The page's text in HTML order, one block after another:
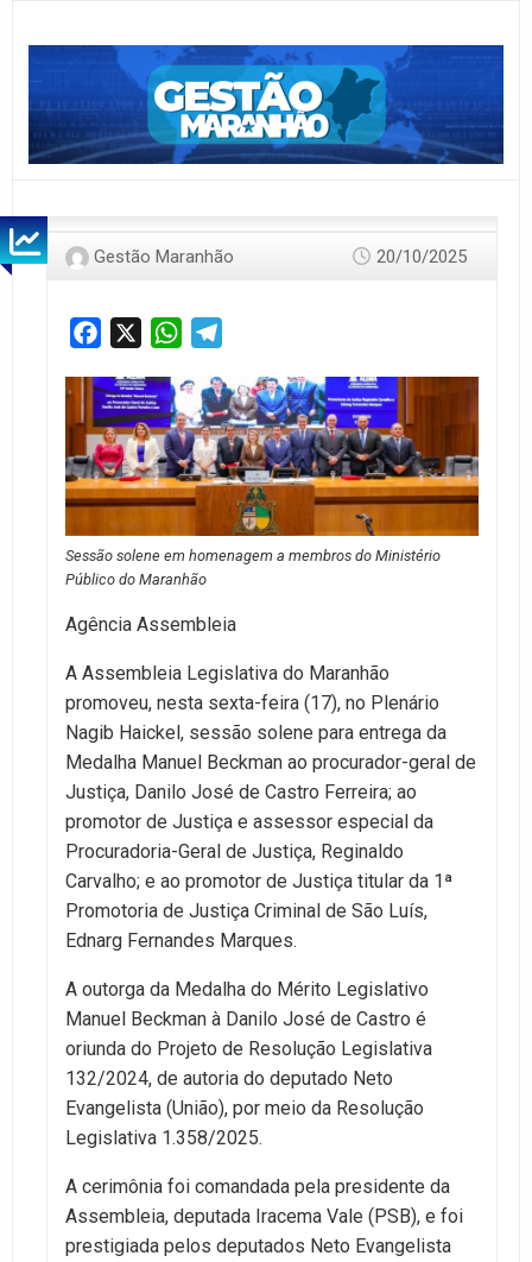
Gestão Maranhão 20/10/2025
Facebook WhatsApp
Sessão solene em homenagem a membros do Ministério
Público do Maranhão
Agência Assembleia
A Assembleia Legislativa do Maranhão
promoveu, nesta sexta-feira (17), no Plenário
Nagib Haickel, sessão solene para entrega da
Medalha Manuel Beckman ao procurador-geral de
Justiça, Danilo José de Castro Ferreira; ao
promotor de Justiça e assessor especial da
Procuradoria-Geral de Justiça, Reginaldo
Carvalho; e ao promotor de Justiça titular da 1ª
Promotoria de Justiça Criminal de São Luís,
Ednarg Fernandes Marques.
A outorga da Medalha do Mérito Legislativo
Manuel Beckman à Danilo José de Castro é
oriunda do Projeto de Resolução Legislativa
132/2024, de autoria do deputado Neto
Evangelista (União), por meio da Resolução
Legislativa 1.358/2025.
A cerimônia foi comandada pela presidente da
Assembleia, deputada Iracema Vale (PSB), e foi
prestigiada pelos deputados Neto Evangelista